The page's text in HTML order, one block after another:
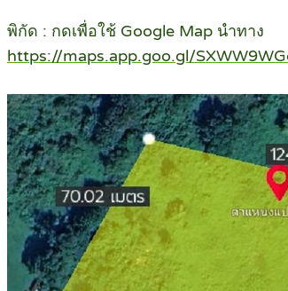
พิกัด : กดเพื่อใช้ Google Map นำทาง
https://maps.app.goo.gl/